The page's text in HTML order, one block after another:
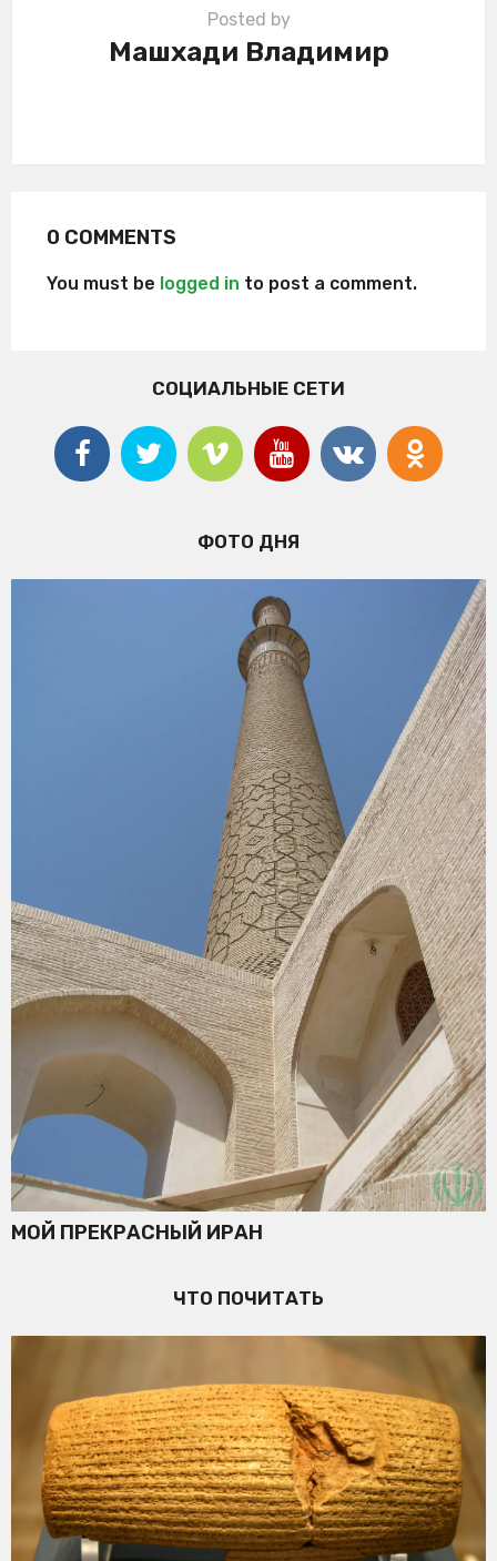
Posted by
Машхади Владимир
0 COMMENTS
You must be logged in to post a comment.
СОЦИАЛЬНЫЕ СЕТИ
ФОТО ДНЯ
МОЙ ПРЕКРАСНЫЙ ИРАН
ЧТО ПОЧИТАТЬ